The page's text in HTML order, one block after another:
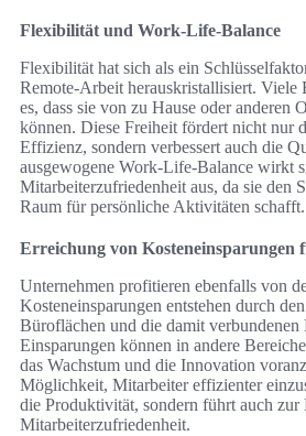
Flexibilität und Work-Life-Balance
Flexibilität hat sich als ein
Remote-Arbeit herauskristallisiert. Viele
es, dass sie von zu Hause oder anderen
können. Diese Freiheit fördert nicht nur
Effizienz, sondern verbessert auch die
ausgewogene Work-Life-Balance wirkt
Mitarbeiterzufriedenheit aus, da sie den
Raum für persönliche Aktivitäten schafft.
Erreichung von Kosteneinsparungen
Unternehmen profitieren ebenfalls von
Kosteneinsparungen entstehen durch
Büroflächen und die damit verbundenen
Einsparungen können in andere
das Wachstum und die Innovation
Möglichkeit, Mitarbeiter effizienter
die Produktivität, sondern führt auch zur
Mitarbeiterzufriedenheit.